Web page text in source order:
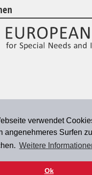
verwendet
angenehmeres Surfen zu
Weitere
Ok
|szh@szh.ch